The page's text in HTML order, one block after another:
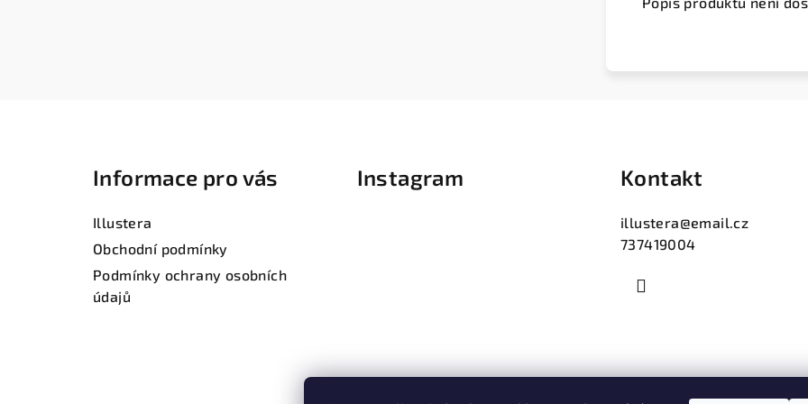
Informace pro vás
Illustera
Obchodní podmínky
Podmínky ochrany osobních
údajů
Instagram Kontakt
illustera@email.cz
737419004